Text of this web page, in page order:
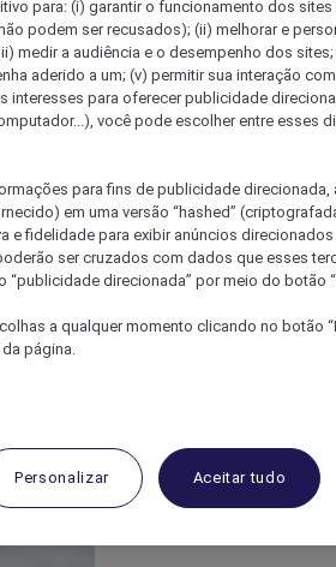
para: (i) garantir o funcionamento dos
podem ser recusados); (ii) melhorar e
medir a audiência e o desempenho dos
aderido a um; (v) permitir sua interação
interesses para oferecer publicidade
você pode escolher entre esses
para fins de publicidade direcionada,
em uma versão “hashed”
e fidelidade para exibir anúncios
ser cruzados com dados que esses
“publicidade direcionada” por meio do botão
a qualquer momento clicando no botão
página.
Personalizar Aceitar tudo